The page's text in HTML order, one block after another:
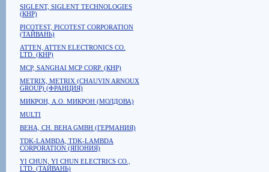
SIGLENT, SIGLENT TECHNOLOGIES
(КНР)
PICOTEST, PICOTEST CORPORATION
(ТАЙВАНЬ)
ATTEN, ATTEN ELECTRONICS CO.
LTD. (КНР)
MCP, SANGHAI MCP CORP. (КНР)
METRIX, METRIX (CHAUVIN ARNOUX
GROUP) (ФРАНЦИЯ)
МИКРОН, А.О. МИКРОН (МОЛДОВА)
MULTI
BEHA, CH. BEHA GMBH (ГЕРМАНИЯ)
TDK-LAMBDA, TDK-LAMBDA
CORPORATION (ЯПОНИЯ)
YI CHUN, YI CHUN ELECTRICS CO.,
LTD. (ТАЙВАНЬ)